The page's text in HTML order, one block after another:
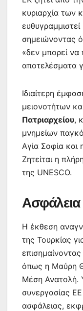
κυριαρχία των
σημειώνοντας
«δεν μπορεί να
αποτελέσματα
Ιδιαίτερη
μειονοτήτων
Πατριαρχείου,
μνημείων
Αγία Σοφία
Ζητείται η
της UNESCO.
Η έκθεση
της Τουρκίας
όπως η Μαύρη
Μέση Ανατολή.
συνεργασίας
ασφάλειας,